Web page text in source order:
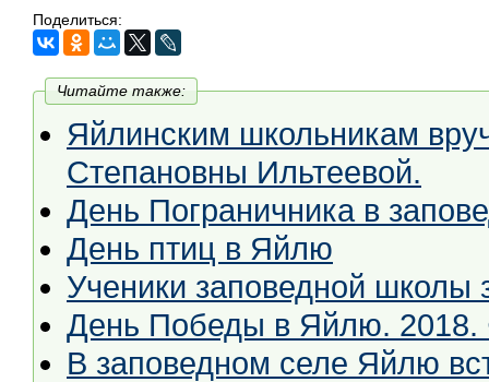
Поделиться:
Читайте также:
Яйлинским школьникам
Степановны Ильтеевой.
День Пограничника в
День птиц в Яйлю
Ученики заповедной школы
День Победы в Яйлю. 2018.
В заповедном селе Яйлю